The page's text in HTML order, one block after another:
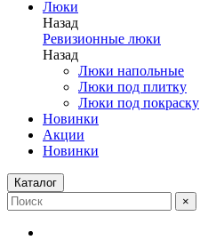
Люки
Назад
Ревизионные люки
Назад
Люки напольные
Люки под плитку
Люки под покраску
Новинки
Акции
Новинки
Каталог
×